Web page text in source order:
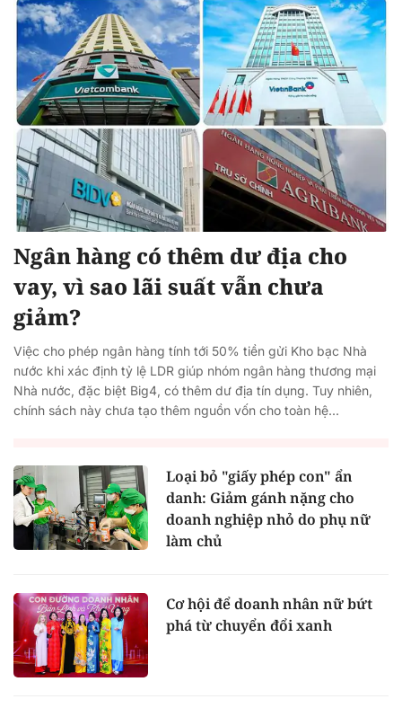
Ngân hàng có thêm dư địa cho
vay, vì sao lãi suất vẫn chưa
giảm?
Việc cho phép ngân hàng tính tới 50% tiền gửi Kho bạc Nhà
nước khi xác định tỷ lệ LDR giúp nhóm ngân hàng thương mại
Nhà nước, đặc biệt Big4, có thêm dư địa tín dụng. Tuy nhiên,
chính sách này chưa tạo thêm nguồn vốn cho toàn hệ...
Loại bỏ "giấy phép con" ẩn
danh: Giảm gánh nặng cho
doanh nghiệp nhỏ do phụ nữ
làm chủ
Cơ hội để doanh nhân nữ bứt
phá từ chuyển đổi xanh